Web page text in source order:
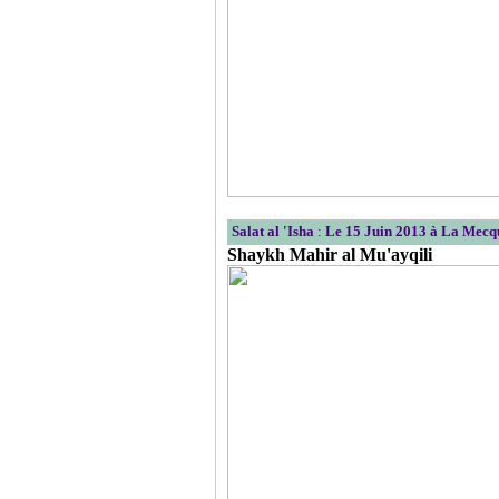
Salat al 'Isha : Le 15 Juin 2013 à La
Shaykh Mahir al Mu'ayqili